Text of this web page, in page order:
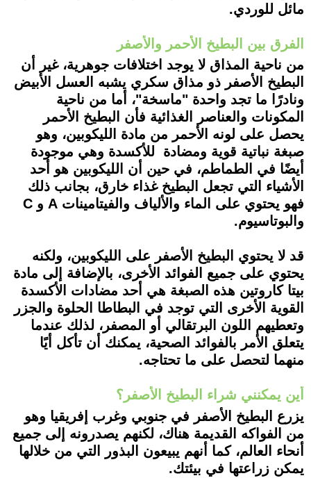
مائل للوردي.
الفرق بين البطيخ الأحمر والأصفر
من ناحية المذاق لا يوجد اختلافات جوهرية، غير أن
البطيخ الأصفر ذو مذاق سكري يشبه العسل الأبيض
ونادرًا ما تجد واحدة "ماسخة"، أما من ناحية
المكونات والعناصر الغذائية فأن البطيخ الأحمر
يحصل على لونه الأحمر من مادة الليكوبين، وهو
صبغة نباتية قوية ومضادة للأكسدة وهي موجودة
أيضًا في الطماطم، في حين أن الليكوبين هو أحد
الأشياء التي تجعل البطيخ غذاء خارق، بجانب ذلك
فهو يحتوي على الماء والألياف والفيتامينات A و C
والبوتاسيوم.
قد لا يحتوي البطيخ الأصفر على الليكوبين، ولكنه
يحتوي على جميع الفوائد الأخرى، بالإضافة إلى مادة
بيتا كاروتين هذه الصبغة هي أحد مضادات الأكسدة
القوية الأخرى التي توجد في البطاطا الحلوة والجزر
وتعطيهم اللون البرتقالي أو المصفر، لذلك عندما
يتعلق الأمر بالفوائد الصحية، يمكنك أن تأكل أيًا
منهما لتحصل على ما تحتاجه.
أين يمكنني شراء البطيخ الأصفر؟
يزرع البطيخ الأصفر في جنوبي وغرب إفريقيا وهو
من الفواكه القديمة هناك، لكنهم يصدرونه إلى جميع
أنحاء العالم، كما أنهم يبيعون البذور التي من خلالها
يمكن زراعتها في بيئتك.